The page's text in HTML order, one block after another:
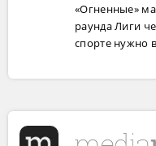
«Огненные»
раунда Лиги
спорте нужно